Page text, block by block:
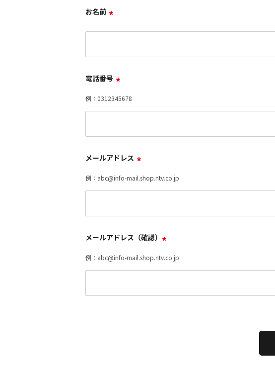
お名前 *
電話番号 *
例：0312345678
メールアドレス *
例：abc@info-mail.shop.ntv.co.jp
メールアドレス（確認） *
例：abc@info-mail.shop.ntv.co.jp